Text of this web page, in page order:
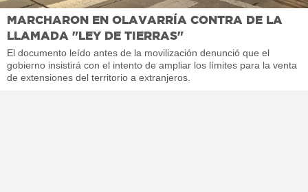
MARCHARON EN OLAVARRÍA CONTRA DE LA
LLAMADA "LEY DE TIERRAS"
El documento leído antes de la movilización denunció que el
gobierno insistirá con el intento de ampliar los límites para la venta
de extensiones del territorio a extranjeros.